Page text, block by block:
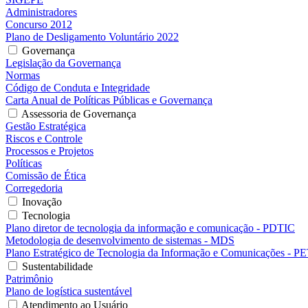
Administradores
Concurso 2012
Plano de Desligamento Voluntário 2022
Governança
Legislação da Governança
Normas
Código de Conduta e Integridade
Carta Anual de Políticas Públicas e Governança
Assessoria de Governança
Gestão Estratégica
Riscos e Controle
Processos e Projetos
Políticas
Comissão de Ética
Corregedoria
Inovação
Tecnologia
Plano diretor de tecnologia da informação e comunicação - PDTIC
Metodologia de desenvolvimento de sistemas - MDS
Plano Estratégico de Tecnologia da Informação e Comunicações -
Sustentabilidade
Patrimônio
Plano de logística sustentável
Atendimento ao Usuário